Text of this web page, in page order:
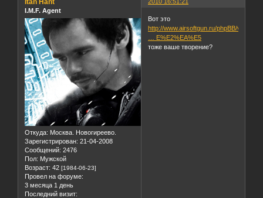
2010 16:51:21
Itan Hant
I.M.F. Agent
Откуда: Москва. Новогиреево.
Зарегистрирован: 21-04-2008
Сообщений: 2476
Пол: Мужской
Возраст: 42 [1984-06-23]
Провел на форуме:
3 месяца 1 день
Последний визит:
Вот это
http://www.airsoftgun.ru/phpBB/viewtopi
… E%E2%EA%E5
тоже ваше творение?